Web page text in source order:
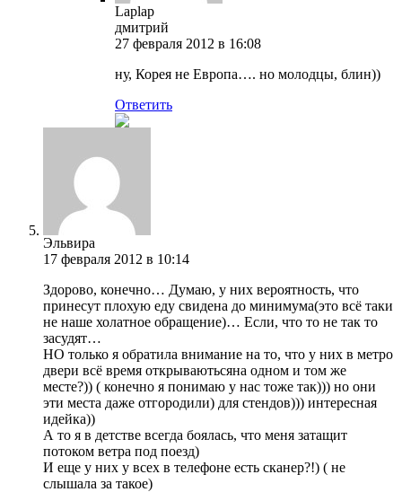
Laplap
дмитрий
27 февраля 2012 в 16:08
ну, Корея не Европа…. но молодцы, блин))
Ответить
Эльвира
17 февраля 2012 в 10:14
Здорово, конечно… Думаю, у них вероятность, что
принесут плохую еду свидена до минимума(это всё таки
не наше холатное обращение)… Если, что то не так то
засудят…
НО только я обратила внимание на то, что у них в метро
двери всё время открываютьсяна одном и том же
месте?)) ( конечно я понимаю у нас тоже так))) но они
эти места даже отгородили) для стендов))) интересная
идейка))
А то я в детстве всегда боялась, что меня затащит
потоком ветра под поезд)
И еще у них у всех в телефоне есть сканер?!) ( не
слышала за такое)